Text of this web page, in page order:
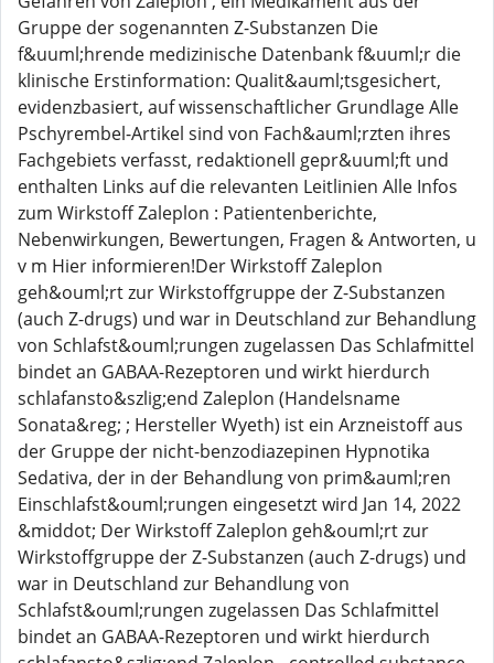
Gruppe der sogenannten Z-Substanzen Die
f&uuml;hrende medizinische Datenbank f&uuml;r die
klinische Erstinformation: Qualit&auml;tsgesichert,
evidenzbasiert, auf wissenschaftlicher Grundlage Alle
Pschyrembel-Artikel sind von Fach&auml;rzten ihres
Fachgebiets verfasst, redaktionell gepr&uuml;ft und
enthalten Links auf die relevanten Leitlinien Alle Infos
zum Wirkstoff Zaleplon : Patientenberichte,
Nebenwirkungen, Bewertungen, Fragen & Antworten, u
v m Hier informieren!Der Wirkstoff Zaleplon
geh&ouml;rt zur Wirkstoffgruppe der Z-Substanzen
(auch Z-drugs) und war in Deutschland zur Behandlung
von Schlafst&ouml;rungen zugelassen Das Schlafmittel
bindet an GABAA-Rezeptoren und wirkt hierdurch
schlafansto&szlig;end Zaleplon (Handelsname
Sonata&reg; ; Hersteller Wyeth) ist ein Arzneistoff aus
der Gruppe der nicht-benzodiazepinen Hypnotika
Sedativa, der in der Behandlung von prim&auml;ren
Einschlafst&ouml;rungen eingesetzt wird Jan 14, 2022
&middot; Der Wirkstoff Zaleplon geh&ouml;rt zur
Wirkstoffgruppe der Z-Substanzen (auch Z-drugs) und
war in Deutschland zur Behandlung von
Schlafst&ouml;rungen zugelassen Das Schlafmittel
bindet an GABAA-Rezeptoren und wirkt hierdurch